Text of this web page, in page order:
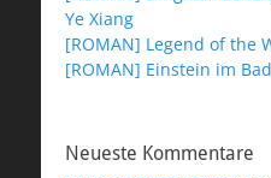
Ye Xiang
[ROMAN] Legend of the
[ROMAN] Einstein im
Neueste Kommentare